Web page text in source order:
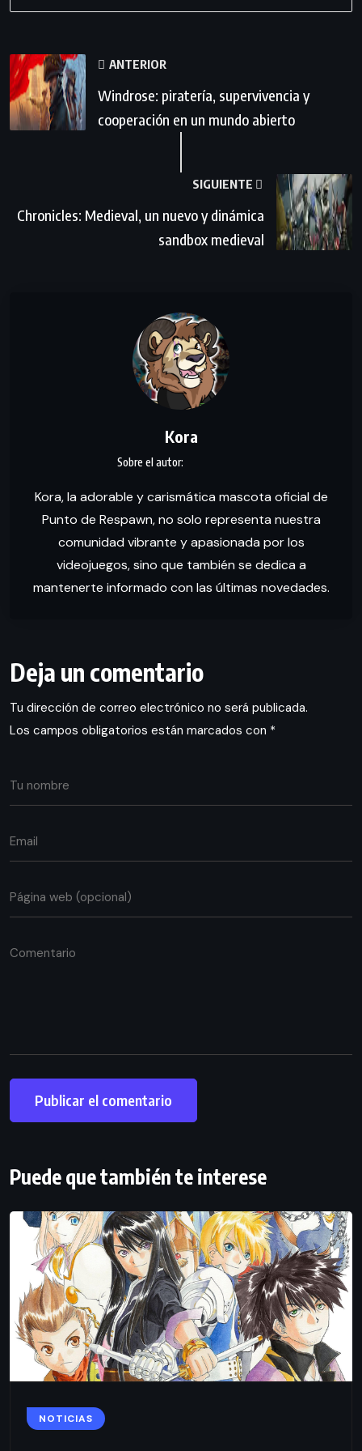
ANTERIOR
Windrose: piratería, supervivencia y
cooperación en un mundo abierto
SIGUIENTE
Chronicles: Medieval, un nuevo y dinámica
sandbox medieval
Kora
Kora, la adorable y carismática mascota oficial de
Punto de Respawn, no solo representa nuestra
comunidad vibrante y apasionada por los
videojuegos, sino que también se dedica a
mantenerte informado con las últimas novedades.
Deja un comentario
Tu dirección de correo electrónico no será publicada.
Los campos obligatorios están marcados con *
Puede que también te interese
NOTICIAS